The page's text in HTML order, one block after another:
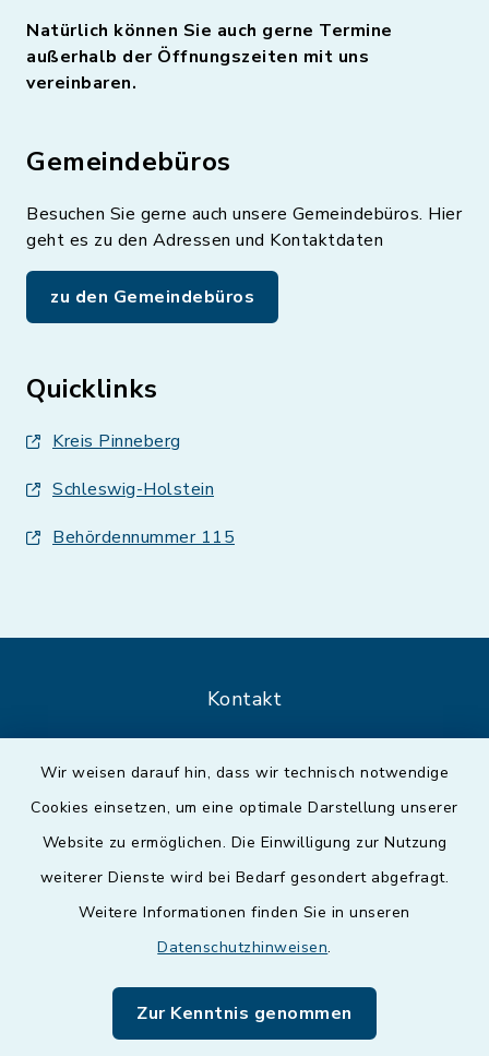
Wir weisen darauf hin, dass wir technisch notwendige
Cookies einsetzen, um eine optimale Darstellung unserer
Website zu ermöglichen. Die Einwilligung zur Nutzung
weiterer Dienste wird bei Bedarf gesondert abgefragt.
Weitere Informationen finden Sie in unseren
Datenschutzhinweisen.
Zur Kenntnis genommen
Natürlich können Sie auch gerne Termine
außerhalb der Öffnungszeiten mit uns
vereinbaren.
Gemeindebüros
Besuchen Sie gerne auch unsere Gemeindebüros. Hier
geht es zu den Adressen und Kontaktdaten
zu den Gemeindebüros
Quicklinks
Kreis Pinneberg
Schleswig-Holstein
Behördennummer 115
Kontakt
Datenschutz
Impressum
Sitemap
Cookie-Einstellungen